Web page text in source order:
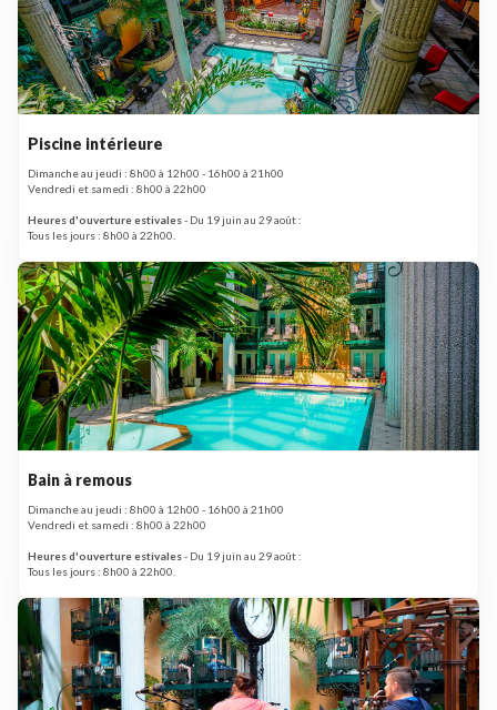
Piscine intérieure
Dimanche au jeudi : 8h00 à 12h00 - 16h00 à 21h00
Vendredi et samedi : 8h00 à 22h00
Heures d'ouverture estivales- Du 19 juin au 29 août :
Tous les jours : 8h00 à 22h00.
Bain à remous
Dimanche au jeudi : 8h00 à 12h00 - 16h00 à 21h00
Vendredi et samedi : 8h00 à 22h00
Heures d'ouverture estivales- Du 19 juin au 29 août :
Tous les jours : 8h00 à 22h00.